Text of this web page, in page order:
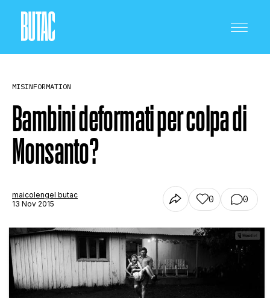
CRONACA E POLITICA
SCIENZA E TECNOLOGIA
SALUTE E MEDICINA
STORIA E CITAZIONI
MISINFORMATION
Bambini deformati per colpa di
Monsanto?
maicolengel butac
13 Nov 2015
0 0